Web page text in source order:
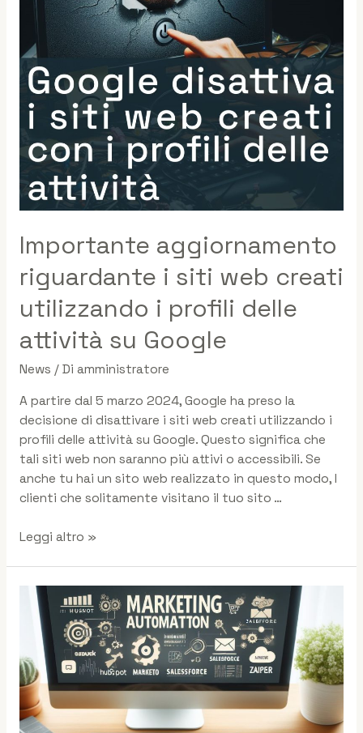
Importante aggiornamento
riguardante i siti web creati
utilizzando i profili delle
attività su Google
News / Di amministratore
A partire dal 5 marzo 2024, Google ha preso la
decisione di disattivare i siti web creati utilizzando i
profili delle attività su Google. Questo significa che
tali siti web non saranno più attivi o accessibili. Se
anche tu hai un sito web realizzato in questo modo, I
clienti che solitamente visitano il tuo sito …
Leggi altro »